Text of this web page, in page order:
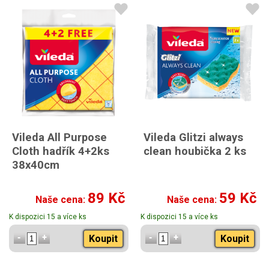
Vileda All Purpose
Cloth hadřík 4+2ks
38x40cm
Naše cena: 89 Kč
K dispozici 15 a více ks
Koupit
Vileda Glitzi always
clean houbička 2 ks
Naše cena: 59 Kč
K dispozici 15 a více ks
Koupit